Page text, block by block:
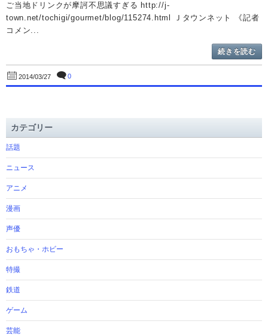
ご当地ドリンクが摩訶不思議すぎる http://j-
town.net/tochigi/gourmet/blog/115274.html Ｊタウンネット 《記者
コメン...
続きを読む
2014/03/27 0
カテゴリー
話題
ニュース
アニメ
漫画
声優
おもちゃ・ホビー
特撮
鉄道
ゲーム
芸能